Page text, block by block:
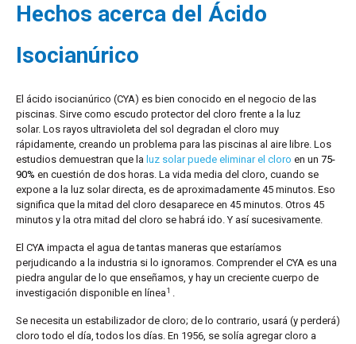
Hechos acerca del Ácido
Isocianúrico
El ácido isocianúrico (CYA) es bien conocido en el negocio de las
piscinas. Sirve como escudo protector del cloro frente a la luz
solar. Los rayos ultravioleta del sol degradan el cloro muy
rápidamente, creando un problema para las piscinas al aire libre. Los
estudios demuestran que la luz solar puede eliminar el cloro en un 75-
90% en cuestión de dos horas. La vida media del cloro, cuando se
expone a la luz solar directa, es de aproximadamente 45 minutos. Eso
significa que la mitad del cloro desaparece en 45 minutos. Otros 45
minutos y la otra mitad del cloro se habrá ido. Y así sucesivamente.
El CYA impacta el agua de tantas maneras que estaríamos
perjudicando a la industria si lo ignoramos. Comprender el CYA es una
piedra angular de lo que enseñamos, y hay un creciente cuerpo de
investigación disponible en línea1 .
Se necesita un estabilizador de cloro; de lo contrario, usará (y perderá)
cloro todo el día, todos los días. En 1956, se solía agregar cloro a